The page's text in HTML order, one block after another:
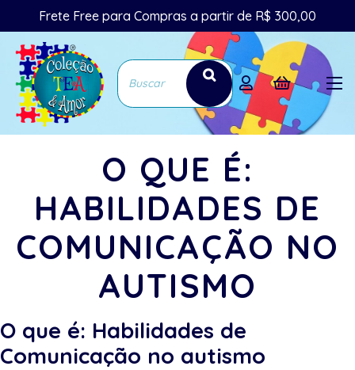
Frete Free para Compras a partir de R$ 300,00
O QUE É:
HABILIDADES DE
COMUNICAÇÃO NO
AUTISMO
O que é: Habilidades de
Comunicação no autismo